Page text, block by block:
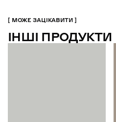
МОЖЕ ЗАЦІКАВИТИ
ІНШІ ПРОДУКТИ